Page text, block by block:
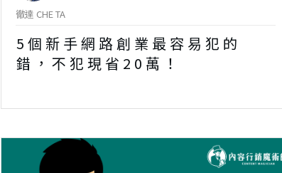
徹達 CHE TA
5個新手網路創業最容易犯的
錯，不犯現省20萬！